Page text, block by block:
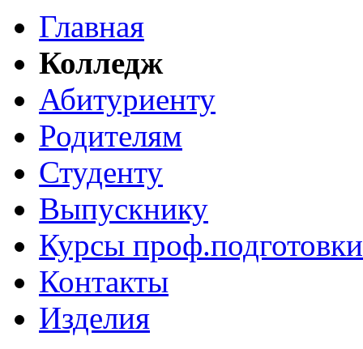
Главная
Колледж
Абитуриенту
Родителям
Студенту
Выпускнику
Курсы проф.подготовки
Контакты
Изделия